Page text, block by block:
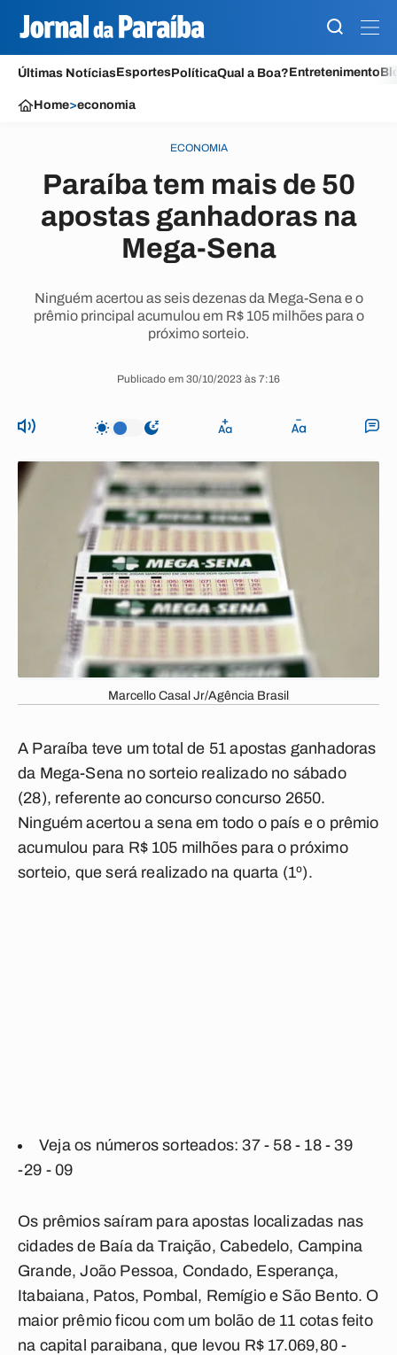
Últimas NotíciasEsportesPolíticaQual a Boa?Entretenimento
Home>economia
ECONOMIA
Paraíba tem mais de 50
apostas ganhadoras na
Mega-Sena
Ninguém acertou as seis dezenas da Mega-Sena e o
prêmio principal acumulou em R$ 105 milhões para o
próximo sorteio.
Publicado em 30/10/2023 às 7:16
Marcello Casal Jr/Agência Brasil
A Paraíba teve um total de 51 apostas ganhadoras
da Mega-Sena no sorteio realizado no sábado
(28), referente ao concurso concurso 2650.
Ninguém acertou a sena em todo o país e o prêmio
acumulou para R$ 105 milhões para o próximo
sorteio, que será realizado na quarta (1º).
Veja os números sorteados:37 - 58 - 18 - 39
-29 - 09
Os prêmios saíram para apostas localizadas nas
cidades de Baía da Traição, Cabedelo, Campina
Grande, João Pessoa, Condado, Esperança,
Itabaiana, Patos, Pombal, Remígio e São Bento. O
maior prêmio ficou com um bolão de 11 cotas feito
na capital paraibana, que levou R$ 17.069,80 -